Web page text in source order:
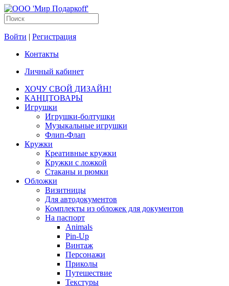
Войти | Регистрация
Контакты
Личный кабинет
ХОЧУ СВОЙ ДИЗАЙН!
КАНЦТОВАРЫ
Игрушки
Игрушки-болтушки
Музыкальные игрушки
Флип-Флап
Кружки
Креативные кружки
Кружки с ложкой
Стаканы и рюмки
Обложки
Визитницы
Для автодокументов
Комплекты из обложек для документов
На паспорт
Animals
Pin-Up
Винтаж
Персонажи
Приколы
Путешествие
Текстуры